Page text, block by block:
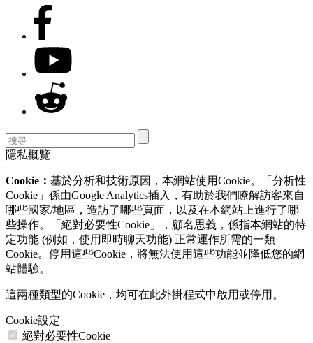
隱私概覽
Cookie： 基於分析和技術原因，本網站使用Cookie。「分析性
Cookie」係由Google Analytics插入，有助於我們瞭解訪客來自
哪些國家/地區，造訪了哪些頁面，以及在本網站上進行了哪
些操作。「絕對必要性Cookie」，顧名思義，係指本網站的特
定功能 (例如，使用即時聊天功能) 正常運作所需的一類
Cookie。停用這些Cookie，將無法使用這些功能並降低您的網
站體驗。
這兩種類型的Cookie，均可在此外掛程式中啟用或停用。
Cookie設定
絕對必要性Cookie